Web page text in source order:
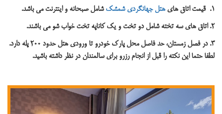
1. قیمت اتاق هایهتل جهانگردی شمشک شامل صبحانه و اینترنت می باشد.
2. اتاق های سه تخته شامل دو تخت و یک کاناپه تخت خواب شو می باشند.
3. در فصل زمستان، حد فاصل محل پارک خودرو تا ورودی هتل حدود 200 پله دارد.
لطفا حتما این نکته را قبل از انجام رزرو برای سالمندان در نظر داشته باشید.